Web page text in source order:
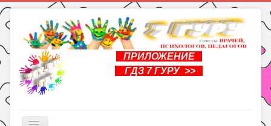
ПРИЛОЖЕНИЕ
ГДЗ 7 ГУРУ >>